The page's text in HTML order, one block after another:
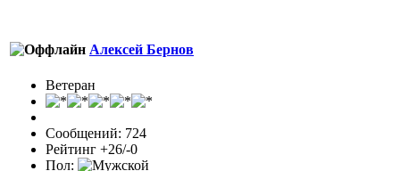
Алексей Бернов
Ветеран
Сообщений: 724
Рейтинг +26/-0
Пол: